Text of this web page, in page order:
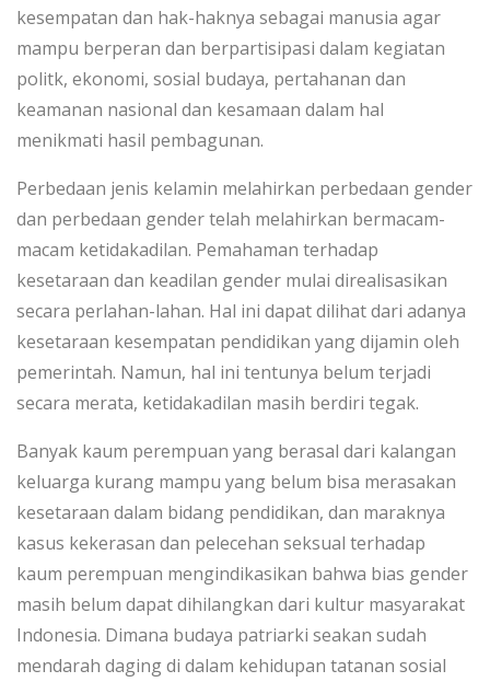
kesempatan dan hak-haknya sebagai manusia agar
mampu berperan dan berpartisipasi dalam kegiatan
politk, ekonomi, sosial budaya, pertahanan dan
keamanan nasional dan kesamaan dalam hal
menikmati hasil pembagunan.
Perbedaan jenis kelamin melahirkan perbedaan gender
dan perbedaan gender telah melahirkan bermacam-
macam ketidakadilan. Pemahaman terhadap
kesetaraan dan keadilan gender mulai direalisasikan
secara perlahan-lahan. Hal ini dapat dilihat dari adanya
kesetaraan kesempatan pendidikan yang dijamin oleh
pemerintah. Namun, hal ini tentunya belum terjadi
secara merata, ketidakadilan masih berdiri tegak.
Banyak kaum perempuan yang berasal dari kalangan
keluarga kurang mampu yang belum bisa merasakan
kesetaraan dalam bidang pendidikan, dan maraknya
kasus kekerasan dan pelecehan seksual terhadap
kaum perempuan mengindikasikan bahwa bias gender
masih belum dapat dihilangkan dari kultur masyarakat
Indonesia. Dimana budaya patriarki seakan sudah
mendarah daging di dalam kehidupan tatanan sosial